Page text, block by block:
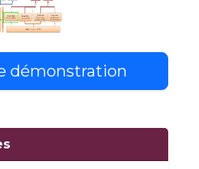
démonstration